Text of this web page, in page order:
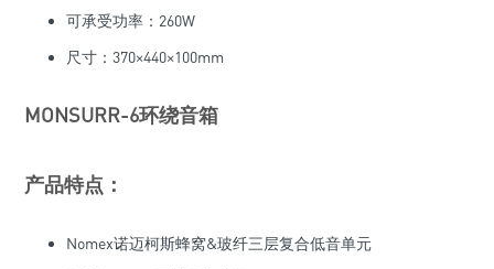
可承受功率：260W
尺寸：370×440×100mm
MONSURR-6环绕音箱
产品特点：
Nomex诺迈柯斯蜂窝&玻纤三层复合低音单元